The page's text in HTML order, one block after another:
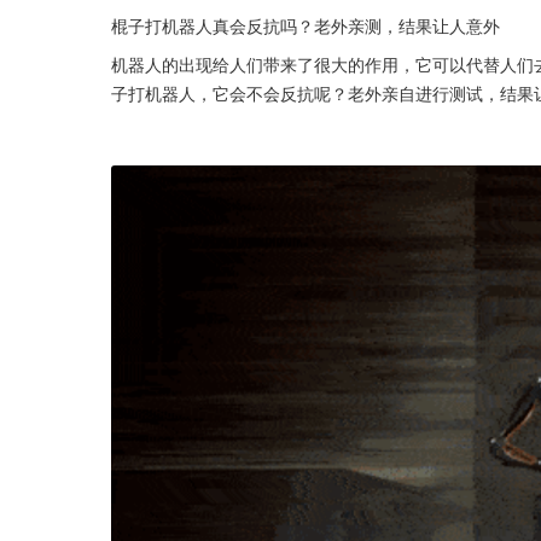
棍子打机器人真会反抗吗？老外亲测，结果让人意外
机器人的出现给人们带来了很大的作用，它可以代替人
子打机器人，它会不会反抗呢？老外亲自进行测试，结